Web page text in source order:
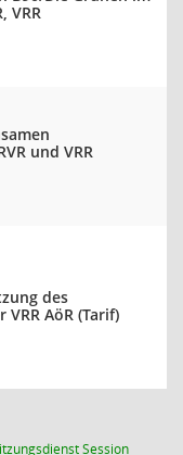
VRR
und VRR
des
AöR (Tarif)
Session(Wird in